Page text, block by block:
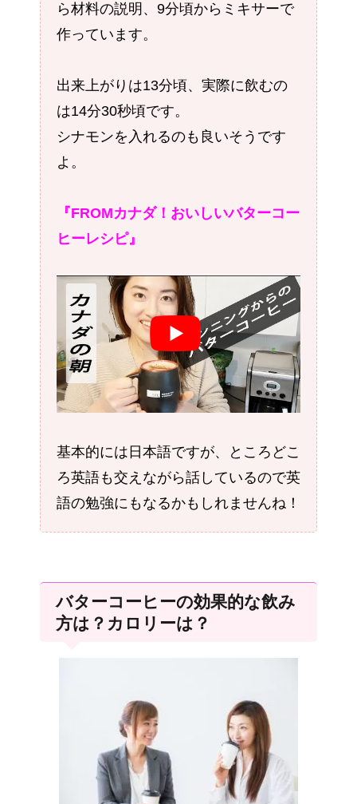
ら材料の説明、9分頃からミキサーで
作っています。
出来上がりは13分頃、実際に飲むの
は14分30秒頃です。
シナモンを入れるのも良いそうです
よ。
『FROMカナダ！おいしいバターコー
ヒーレシピ』
基本的には日本語ですが、ところどこ
ろ英語も交えながら話しているので英
語の勉強にもなるかもしれませんね！
バターコーヒーの効果的な飲み
方は？カロリーは？